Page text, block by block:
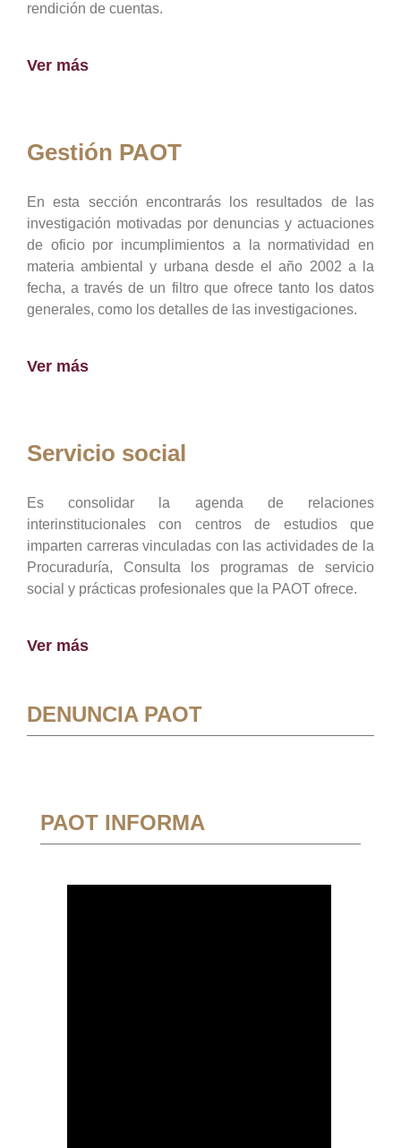
rendición de cuentas.
Ver más
Gestión PAOT
En esta sección encontrarás los resultados de las
investigación motivadas por denuncias y actuaciones
de oficio por incumplimientos a la normatividad en
materia ambiental y urbana desde el año 2002 a la
fecha, a través de un filtro que ofrece tanto los datos
generales, como los detalles de las investigaciones.
Ver más
Servicio social
Es consolidar la agenda de relaciones
interinstitucionales con centros de estudios que
imparten carreras vinculadas con las actividades de la
Procuraduría, Consulta los programas de servicio
social y prácticas profesionales que la PAOT ofrece.
Ver más
DENUNCIA PAOT
PAOT INFORMA